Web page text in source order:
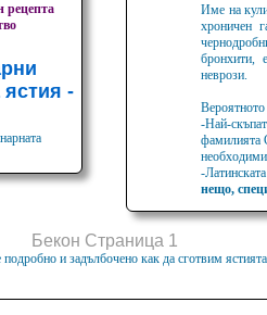
рецепта
ястия -
Име на
хроничен
бронхити,
неврози.
Вероятното
-Най-
фамилията
-
нещо,
Бекон Страница 1
и задълбочено как да сготвим